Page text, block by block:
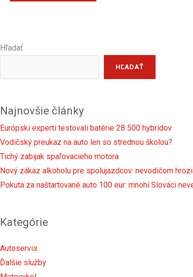
Hľadať
HĽADAŤ
Najnovšie články
Európski experti testovali batérie 28 500 hybridov
Vodičský preukaz na auto len so strednou školou?
Tichý zabijak spaľovacieho motora
Nový zákaz alkoholu pre spolujazdcov: nevodičom
Pokuta za naštartované auto 100 eur: mnohí Slováci
Kategórie
Autoservis
Ďalšie služby